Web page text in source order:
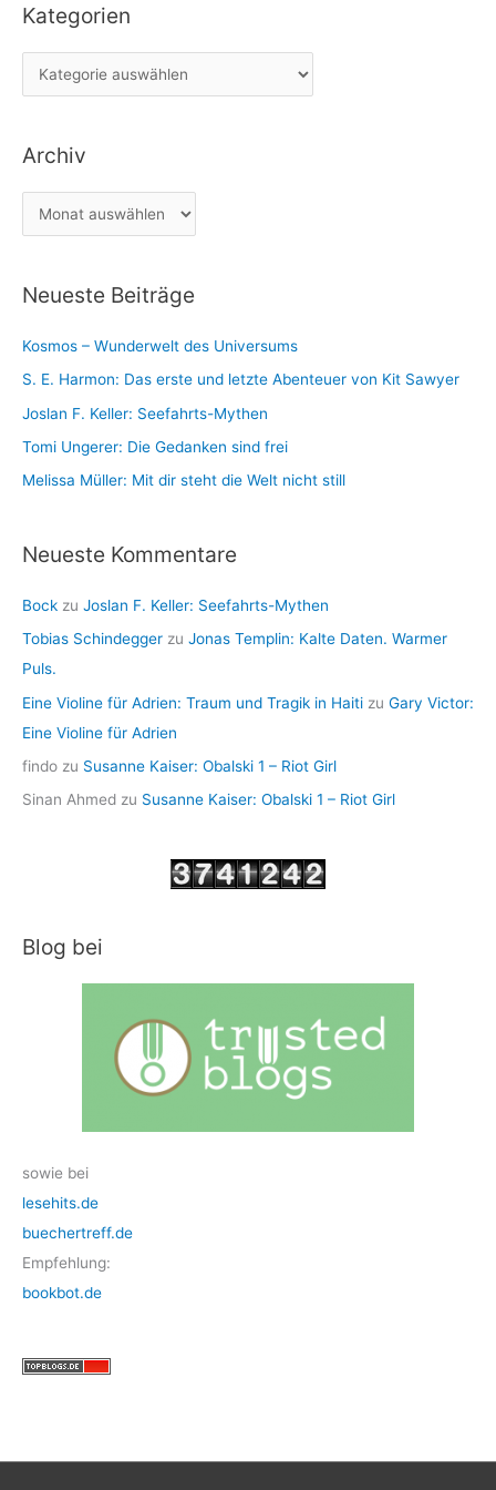
h
c
h
Kategorien
a
e
e
Archiv
r
h
v
Neueste Beiträge
Kosmos – Wunderwelt des Universums
S. E. Harmon: Das erste und letzte Abenteuer von Kit Sawyer
Joslan F. Keller: Seefahrts-Mythen
Tomi Ungerer: Die Gedanken sind frei
Melissa Müller: Mit dir steht die Welt nicht still
Neueste Kommentare
Bock zu Joslan F. Keller: Seefahrts-Mythen
Tobias Schindegger zu Jonas Templin: Kalte Daten. Warmer
Puls.
Eine Violine für Adrien: Traum und Tragik in Haiti zu Gary Victor:
Eine Violine für Adrien
findo zu Susanne Kaiser: Obalski 1 – Riot Girl
Sinan Ahmed zu Susanne Kaiser: Obalski 1 – Riot Girl
Blog bei
sowie bei
lesehits.de
buechertreff.de
Empfehlung:
bookbot.de